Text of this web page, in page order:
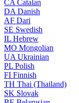
CA Catalan
DA Danish
AF Dari
SE Swedish
IL Hebrew
MO Mongolian
UA Ukrainian
PL Polish
FI Finnish
TH Thai (Thailand)
SK Slovak